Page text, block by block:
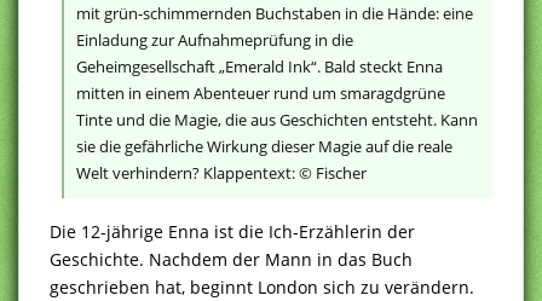
mit grün-schimmernden Buchstaben in die Hände: eine
Einladung zur Aufnahmeprüfung in die
Geheimgesellschaft „Emerald Ink“. Bald steckt Enna
mitten in einem Abenteuer rund um smaragdgrüne
Tinte und die Magie, die aus Geschichten entsteht. Kann
sie die gefährliche Wirkung dieser Magie auf die reale
Welt verhindern? Klappentext: © Fischer
Die 12-jährige Enna ist die Ich-Erzählerin der
Geschichte. Nachdem der Mann in das Buch
geschrieben hat, beginnt London sich zu verändern.